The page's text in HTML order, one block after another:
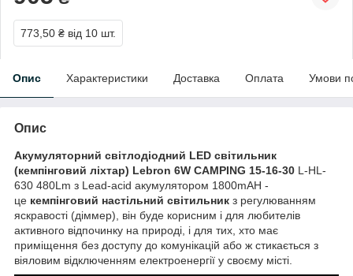
773,50 ₴ від 10 шт.
Опис Характеристики Доставка Оплата Умови
Опис
Акумуляторний світлодіодний LED світильник
(кемпінговий ліхтар) Lebron 6W CAMPING 15-16-30 L-HL-
630 480Lm з Lead-acid акумулятором 1800mAH -
це кемпінговий настільний світильник з регулюванням
яскравості (діммер), він буде корисним і для любителів
активного відпочинку на природі, і для тих, хто має
приміщення без доступу до комунікацій або ж стикається з
віяловим відключенням електроенергії у своєму місті.